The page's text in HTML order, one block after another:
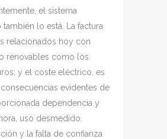
el sistema
lo está. La factura
relacionados hoy con
renovables como los
y el coste eléctrico, es
evidentes de
dependencia y
uso desmedido.
y la falta de confianza